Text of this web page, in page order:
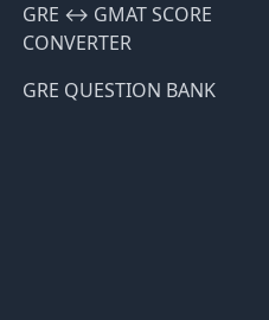
GRE ↔️ GMAT SCORE
CONVERTER
GRE QUESTION BANK